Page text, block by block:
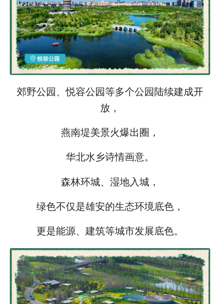
郊野公园、悦容公园等多个公园陆续建成开
放，
燕南堤美景火爆出圈，
华北水乡诗情画意。
森林环城、湿地入城，
绿色不仅是雄安的生态环境底色，
更是能源、建筑等城市发展底色。